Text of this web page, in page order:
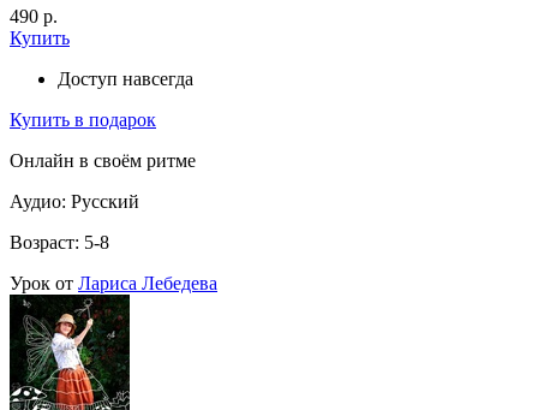
490 р.
Купить
Доступ навсегда
Купить в подарок
Онлайн в своём ритме
Аудио: Русский
Возраст: 5-8
Урок от Лариса Лебедева